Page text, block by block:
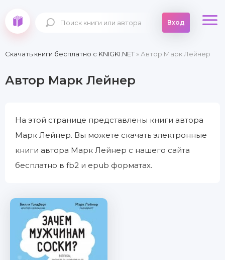
Вход
Скачать книги бесплатно c KNIGKI.NET» Автор Марк Лейнер
Автор Марк Лейнер
На этой странице представлены книги автора
Марк Лейнер. Вы можете скачать электронные
книги автора Марк Лейнер с нашего сайта
бесплатно в fb2 и epub форматах.